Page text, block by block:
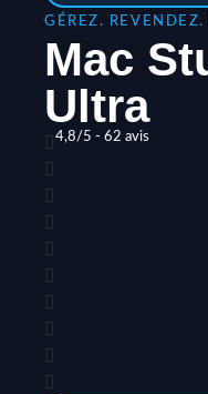
GÉREZ.
Mac
Ultra
4,8/5 - 62 avis